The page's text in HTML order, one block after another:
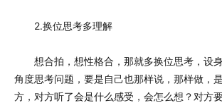
2.换位思考多理解
想合拍，想性格合，那就多换位思考，设
角度思考问题，要是自己也那样说，那样做，
方，对方听了会是什么感受，会怎么想？对方